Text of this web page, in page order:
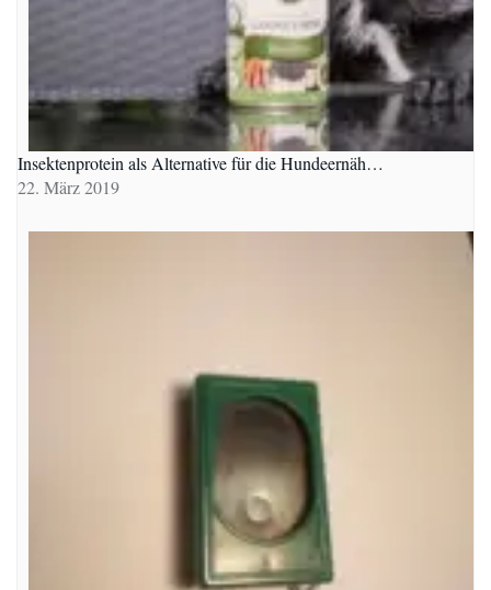
Insektenprotein als Alternative für die Hundeernäh…
22. März 2019